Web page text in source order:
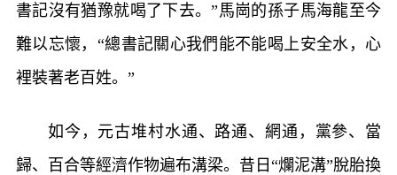
書記沒有猶豫就喝了下去。”馬崗的孫子馬海龍至今
難以忘懷，“總書記關心我們能不能喝上安全水，心
裡裝著老百姓。”
如今，元古堆村水通、路通、網通，黨參、當
歸、百合等經濟作物遍布溝梁。昔日“爛泥溝”脫胎換